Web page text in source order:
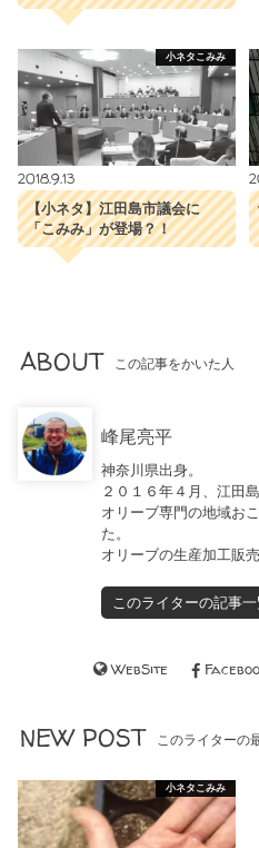
小ネタこみみ
2018.9.13
【小ネタ】江田島市議会に
「こみみ」が登場？！
ABOUT この記事をかいた人
峰尾亮平
神奈川県出身。
２０１６年４月、江田
オリーブ専門の地域お
た。
オリーブの生産加工販
このライターの記事一
WebSite
NEW POST このライターの
小ネタこみみ